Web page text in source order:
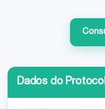
Dados do